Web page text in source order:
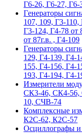
Г6-26, Г6-27, Г6-
Гeнepaтopы
107, 109, Г3-
Г3-124, Г4-78 от
от 87г.в. , Г4-109
Гeнepaтopы
129, Г4-139, Г4-
155, Г4-156, Г4-
193, Г4-194, Г4-
Измерители
СК3-46, СК4-
10, СЧВ-74
Комплексные
К2С-62, К2С-57
Осциллографы и